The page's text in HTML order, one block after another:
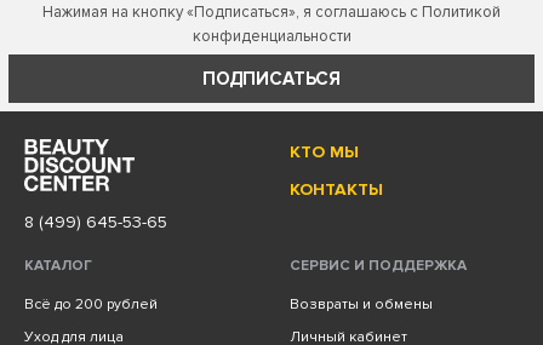
Нажимая на кнопку «Подписаться», я соглашаюсь с Политикой
конфиденциальности
ПОДПИСАТЬСЯ
КТО МЫ
КОНТАКТЫ
8 (499) 645-53-65
КАТАЛОГ
Всё до 200 рублей
Уход для лица
СЕРВИС И ПОДДЕРЖКА
Возвраты и обмены
Личный кабинет